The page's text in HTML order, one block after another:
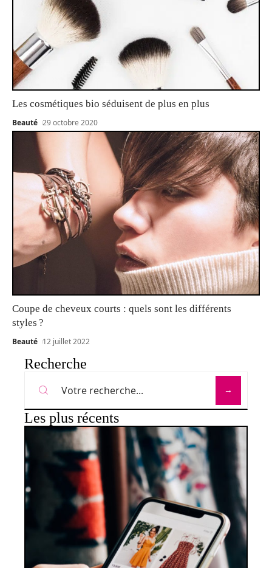
Les cosmétiques bio séduisent de plus en plus
Beauté 29 octobre 2020
Coupe de cheveux courts : quels sont les différents
styles ?
Beauté 12 juillet 2022
Recherche
Les plus récents